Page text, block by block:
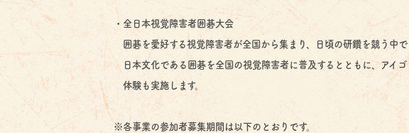
・全日本視覚障害者囲碁大会
囲碁を愛好する視覚障害者が全国から集まり、日頃の研鑽を競う中で
日本文化である囲碁を全国の視覚障害者に普及するとともに、アイゴ
体験も実施します。
※各事業の参加者募集期間は以下のとおりです。